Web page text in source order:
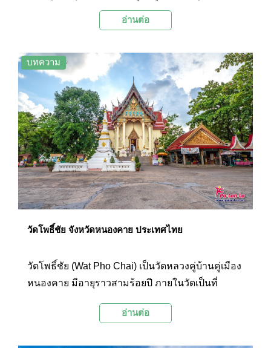
อีสานประดิษฐานอยู่ที่วัดแห่งนี้ นอกจากนี้ภายในวัด
เจดีย์ พระพุทธรูปโบราณ และสระพญานาคที่ชาว
หนองคายเชื่อกันว่าเป็นปากปล่องภูพญานาคที่เฝ้าปก
ปักรักษาพระธาตุบังพวน โดยทุกวันเพ็ญเดือน 3 ของ
ทุกปี ชาวบ้านในตำบลพระธาตุบังพวนจะร่วมใจกัน
จัดงานเทศกาลนมัสการพระธาตุบังพวนขึ้นเป็นระยะ
เวลา 5 วัน 5 คืน
อ่านต่อ
บทความ
วัดโพธิ์ชัย จังหวัดหนองคาย ประเทศไทย
วัดโพธิ์ชัย (Wat Pho Chai) เป็นวัดหลวงคู่บ้านคู่เมือง
หนองคาย มีอายุราวสามร้อยปี ภายในวัดเป็นที่
หลวงพ่อพระใส ซึ่งเป็นพระพุทธรูปศักดิ์สิทธิ์ที่ชาว
อ่านต่อ